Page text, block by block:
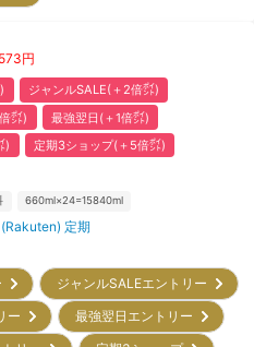
円
ジャンルSALE(＋2倍㌽)
㌽)
最強翌日(＋1倍㌽)
)
定期3ショップ(＋5倍㌽)
660ml×24=15840ml
定期
ジャンルSALEエントリー
ー
最強翌日エントリー